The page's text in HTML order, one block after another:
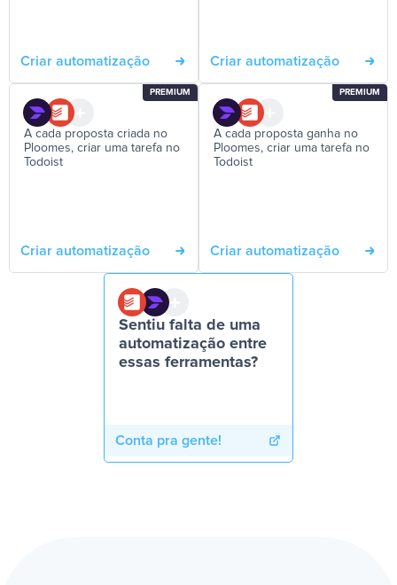
Criar automatização Criar automatização
PREMIUM
A cada proposta criada no
Ploomes, criar uma tarefa no
Todoist
Criar automatização
PREMIUM
A cada proposta ganha no
Ploomes, criar uma tarefa no
Todoist
Criar automatização
Sentiu falta de uma
automatização entre
essas ferramentas?
Conta pra gente!